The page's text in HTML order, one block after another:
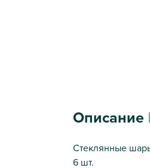
Описание
Стеклянные
6 шт.